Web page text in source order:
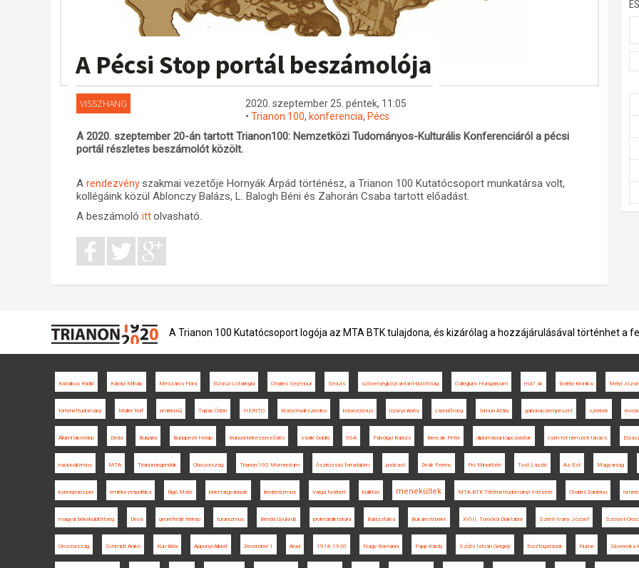
A Pécsi Stop portál beszámolója
VISSZHANG
2020. szeptember 25. péntek, 11:05
• Trianon 100, konferencia, Pécs
A 2020. szeptember 20-án tartott Trianon100: Nemzetközi Tudományos-Kulturális Konferenciáról a pécsi
portál részletes beszámolót közölt.
A rendezvény szakmai vezetője Hornyák Árpád történész, a Trianon 100 Kutatócsoport munkatársa volt,
kollégáink közül Ablonczy Balázs, L. Balogh Béni és Zahorán Csaba tartott előadást.
A beszámoló ittolvasható.
A Trianon 100 Kutatócsoport logója az MTA BTK tulajdona, és kizárólag a hozzájárulásával történhet a
Katolikus Rádió Károlyi Mihály Mészáros Flóra Elzász-Lotaringia Charles Seymour Smuts szövetségközi antant-bizottság Collegium Hungaricum ma7.sk Erdélyi Krónika Mélyi
történettudomány Müller Rolf emlékmű Tarján Ödön HERITO Kratochwill ezredes bolsevizmus Uzonyi Anita csendőrség Simon Attila gabonacsempészet szerbek
Állami lakótelep Déda Bulgária Budapesti Hírlap trianoni békeszerződés Vasile Goldiș USA Pálvölgyi Balázs Bencsik Péter diplomáciai kapcsolatok cseh-tót nemzeti tanács
nacionalizmus MTA Trianon-legendák Olaszország Trianon 100 Momentum őszirózsás forradalom podcast Deák Ferenc Pro Minoritate Tost László Az Est Magyarság
koncepciós per emlékezetpolitika Rigó Máté béketárgyalások irredentizmus Varga Norbert kiállítás menekültek MTA BTK Történettudományi Intézete Charles Daniélou
magyar békeküldöttség Déva georeferált térkép turanizmus Benda Gyula-díj proletárdiktatúra Balázsfalva Bukaresti béke XVIII. Torockói Diáktábor Szent-Ivány József Szovjet-
Oroszország Schmidt Anikó Kun Béla Apponyi Albert December 1 Arad 1918-1920 Nagy-Románia Papp Károly Szűts István Gergely fosztogatások Fiume Slovenska